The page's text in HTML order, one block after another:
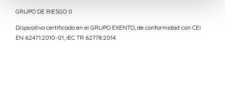
GRUPO DE RIESGO 0
Dispositivo certificado en el GRUPO EXENTO, de conformidad con CEI
EN 62471:2010-01, IEC TR 62778:2014.